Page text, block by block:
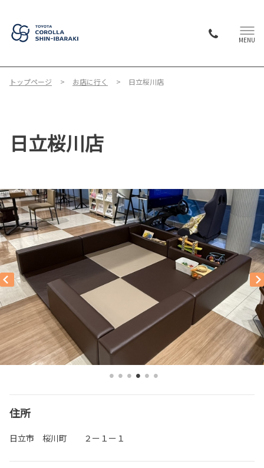
MENU
トップページ お店に行く 日立桜川店
日立桜川店
住所
日立市 桜川町 ２ー１ー１